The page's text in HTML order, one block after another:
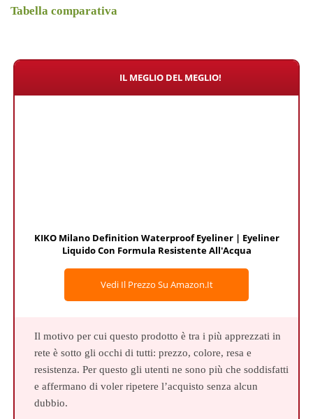
Tabella comparativa
IL MEGLIO DEL MEGLIO!
KIKO Milano Definition Waterproof Eyeliner | Eyeliner
Liquido Con Formula Resistente All'Acqua
Vedi Il Prezzo Su Amazon.it
Il motivo per cui questo prodotto è tra i più apprezzati in
rete è sotto gli occhi di tutti: prezzo, colore, resa e
resistenza. Per questo gli utenti ne sono più che soddisfatti
e affermano di voler ripetere l’acquisto senza alcun
dubbio.